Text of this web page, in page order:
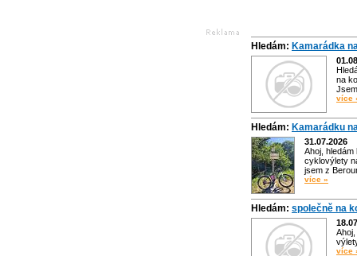
Hledám: Kamarádka
na
více
Hledám: Kamarádku
31.07.2026
Ahoj,
cyklovýlety
jsem z
více »
Hledám: společně na
více